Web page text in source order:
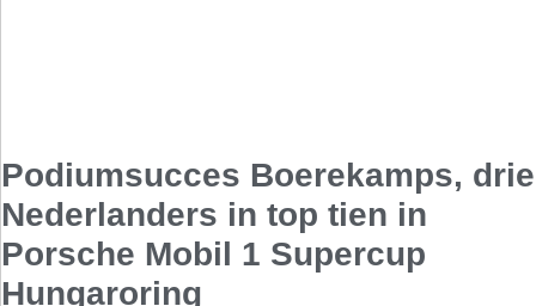
Podiumsucces Boerekamps, drie
Nederlanders in top tien in
Porsche Mobil 1 Supercup
Hungaroring